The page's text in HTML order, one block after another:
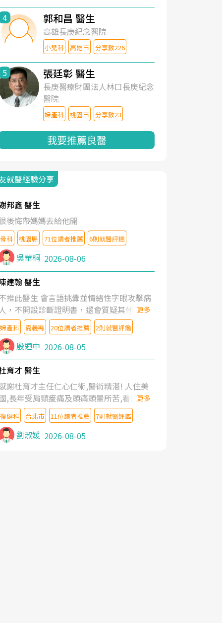
4 郭和昌 醫生
高雄長庚紀念醫院
小兒科 高雄市 分享數226
5 張廷彰 醫生
長庚醫療財團法人林口長庚紀念
醫院
婦產科 桃園市 分享數23
我要推薦良醫
就醫經驗分享
邦鑫 醫生
後悔帶媽媽去給他開
骨科 桃園縣 71位讀者推薦 6則就醫評鑑
吳華桐 2026-08-06
建翰 醫生
推此醫生 會言語挑釁並情緒性字眼攻擊病
，不開設診斷證明書，還會質疑其他醫生
判斷！
更多
婦產科 嘉義縣 20位讀者推薦 2則就醫評鑑
殷迺中 2026-08-05
育才 醫生
謝杜育才主任仁心仁術,醫術精湛! 人住美
,長年受肩頸痠痛及頭痛頭暈所苦,看遍名醫
授,做了各種檢查,也嘗試過西醫打針,中醫
灸及物理徒手治療都沒有用,後來連吃到嗎
類止痛藥都效果有限,只是壓症狀,沒多久就
起來,多年失眠嚴重影響生活品質. 台灣親
更多
復健科 台北市 11位讀者推薦 7則就醫評鑑
劉淑媛 2026-08-05